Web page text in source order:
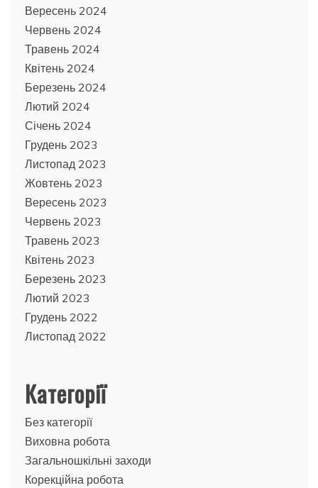
Вересень 2024
Червень 2024
Травень 2024
Квітень 2024
Березень 2024
Лютий 2024
Січень 2024
Грудень 2023
Листопад 2023
Жовтень 2023
Вересень 2023
Червень 2023
Травень 2023
Квітень 2023
Березень 2023
Лютий 2023
Грудень 2022
Листопад 2022
Категорії
Без категорії
Виховна робота
Загальношкільні заходи
Корекційна робота